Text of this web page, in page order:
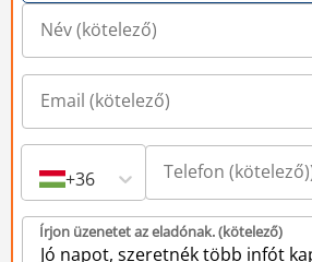
+36
Írjon üzenetet az eladónak. (kötelező)